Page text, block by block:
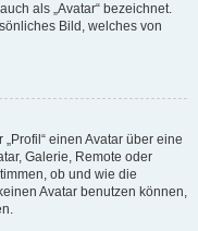
als „Avatar“ bezeichnet.
Bild, welches von
einen Avatar über eine
Galerie, Remote oder
ob und wie die
Avatar benutzen können,